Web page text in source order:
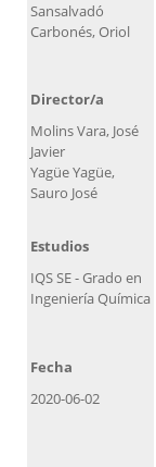
Sansalvadó
Carbonés, Oriol
Director/a
Molins Vara, José
Javier
Yagüe Yagüe,
Sauro José
Estudios
IQS SE - Grado en
Ingeniería Química
Fecha
2020-06-02